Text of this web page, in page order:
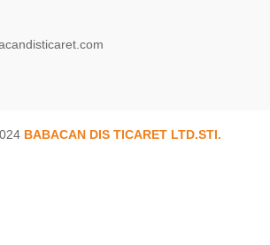
BABACAN DIS TICARET LTD.STI.